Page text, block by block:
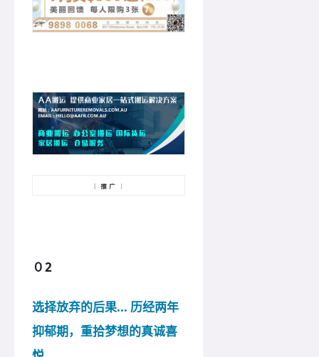
０2
选择放弃的后果... 历经两年
抑郁期，重拾梦想的真诚喜